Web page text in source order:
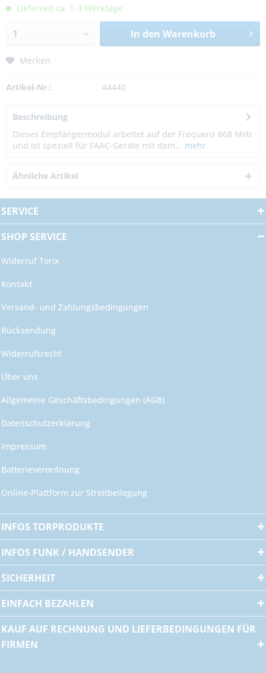
Lieferzeit ca. 1-3 Werktage
In den Warenkorb
Merken
Artikel-Nr.: 44440
Beschreibung
Dieses Empfängermodul arbeitet auf der Frequenz 868 MHz
und ist speziell für FAAC-Geräte mit dem... mehr
Ähnliche Artikel
SERVICE
SHOP SERVICE
Widerruf Torix
Kontakt
Versand- und Zahlungsbedingungen
Rücksendung
Widerrufsrecht
Über uns
Allgemeine Geschäftsbedingungen (AGB)
Datenschutzerklärung
Impressum
Batterieverordnung
Online-Plattform zur Streitbeilegung
INFOS TORPRODUKTE
INFOS FUNK / HANDSENDER
SICHERHEIT
EINFACH BEZAHLEN
KAUF AUF RECHNUNG UND LIEFERBEDINGUNGEN FÜR
FIRMEN